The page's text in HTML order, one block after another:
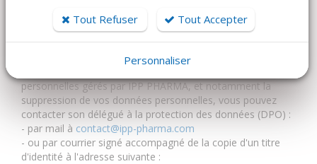
traitées selon des protocoles sécurisés et permettent à IPP
PHARMA de gérer les demandes reçues dans ses
applications informatiques.
Pour toute information ou exercice de vos droits
personnelles gérés par IPP PHARMA, et notamment la
suppression de vos données personnelles, vous pouvez
contacter son délégué à la protection des données (DPO) :
- par mail à contact@ipp-pharma.com
- ou par courrier signé accompagné de la copie d'un titre
d'identité à l'adresse suivante :
Tout Refuser Tout Accepter
Personnaliser